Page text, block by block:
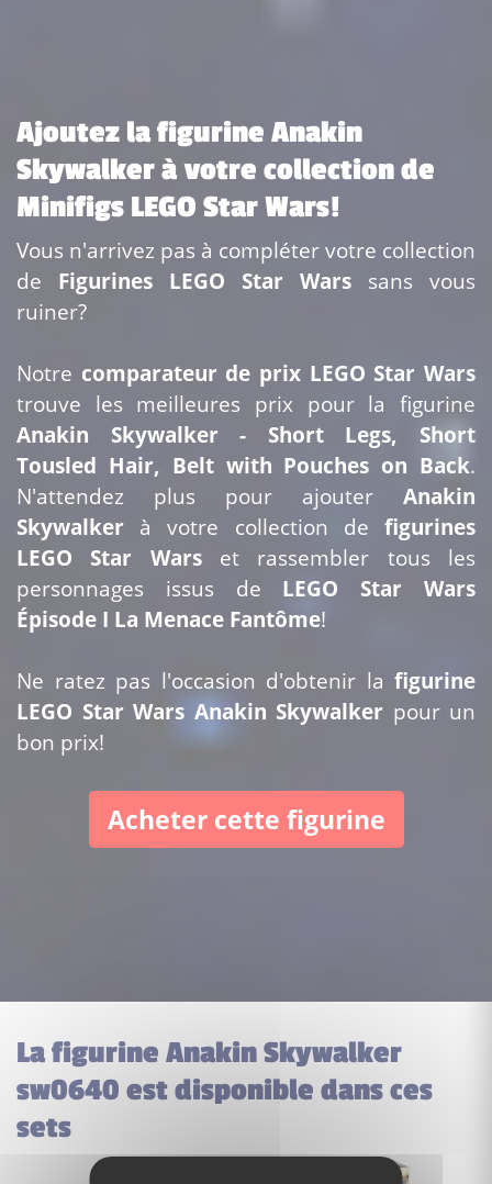
Ajoutez la figurine Anakin
Skywalker à votre collection de
Minifigs LEGO Star Wars!
Vous n'arrivez pas à compléter votre collection
de Figurines LEGO Star Wars sans vous
ruiner?
Notre comparateur de prix LEGO Star Wars
trouve les meilleures prix pour la figurine
Anakin Skywalker - Short Legs, Short
Tousled Hair, Belt with Pouches on Back.
N'attendez plus pour ajouter Anakin
Skywalker à votre collection de figurines
LEGO Star Warset rassembler tous les
personnages issus de LEGO Star Wars
Épisode I La Menace Fantôme!
Ne ratez pas l'occasion d'obtenir la figurine
LEGO Star Wars Anakin Skywalker pour un
bon prix!
Acheter cette figurine
La figurine Anakin Skywalker
sw0640 est disponible dans ces
sets